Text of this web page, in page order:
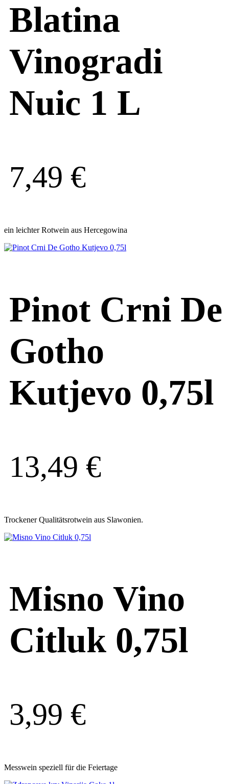
Blatina
Vinogradi
Nuic 1 L
7,49 €
ein leichter Rotwein aus Hercegowina
Pinot Crni De
Gotho
Kutjevo 0,75l
13,49 €
Trockener Qualitätsrotwein aus Slawonien.
Misno Vino
Citluk 0,75l
3,99 €
Messwein speziell für die Feiertage